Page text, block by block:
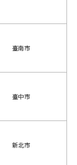
臺南市
臺中市
新北市